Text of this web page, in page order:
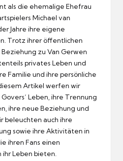
als die ehemalige Ehefrau
Michael van
Jahre ihre eigene
Trotz ihrer öffentlichen
zu Van Gerwen
privates Leben und
Familie und ihre persönliche
Artikel werfen wir
Leben, ihre Trennung
ihre neue Beziehung und
beleuchten auch ihre
sowie ihre Aktivitäten in
ihren Fans einen
Leben bieten.